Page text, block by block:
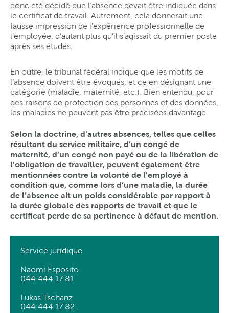
donc été décidé que l’absence devait être indiquée dans
le certificat de travail. Autrement, cela donnerait une
fausse impression de l’expérience professionnelle de
l’employée, d’autant plus qu’il s’agissait du premier poste
après ses études.
En outre, le tribunal fédéral indique que les motifs de
l’absence doivent être évoqués, et ce en désignant une
catégorie (maladie, maternité, etc.). Bien entendu, pour
des raisons de protection des personnes et des données,
les maladies ne peuvent pas être précisées davantage.
Selon la doctrine, d’autres absences, telles que celles
résultant du service militaire, d’un congé de
maternité, d’un congé non payé ou de la libération de
l’obligation de travailler, peuvent également être
mentionnées contre la volonté de l’employé à
condition que, comme lors d’une maladie, la durée
de l’absence ait un poids considérable par rapport à
la durée globale des rapports de travail et que le
certificat perde de sa pertinence à défaut de mention.
Service juridique
Naomi Esposito
044 444 17 81
Lukas Tschanz
044 444 17 82